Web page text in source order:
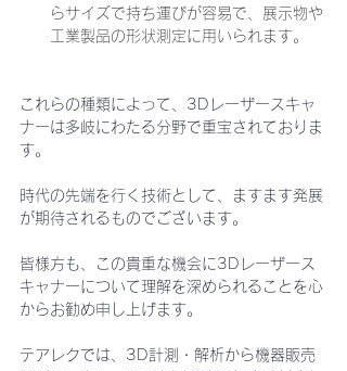
らサイズで持ち運びが容易で、展示物や
工業製品の形状測定に用いられます。
これらの種類によって、3Dレーザースキャ
ナーは多岐にわたる分野で重宝されておりま
す。
時代の先端を行く技術として、ますます発展
が期待されるものでございます。
皆様方も、この貴重な機会に3Dレーザース
キャナーについて理解を深められることを心
からお勧め申し上げます。
テアレクでは、3D計測・解析から機器販売